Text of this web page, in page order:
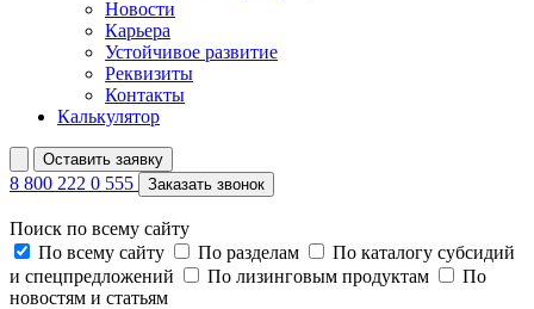
Новости
Карьера
Устойчивое развитие
Реквизиты
Контакты
Калькулятор
Оставить заявку
8 800 222 0 555 Заказать звонок
Поиск по всему сайту
По всему сайту
По разделам
По каталогу субсидий
и спецпредложений
По лизинговым продуктам
По
новостям и статьям